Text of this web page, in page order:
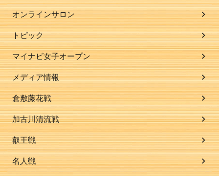
オンラインサロン
トピック
マイナビ女子オープン
メディア情報
倉敷藤花戦
加古川清流戦
叡王戦
名人戦